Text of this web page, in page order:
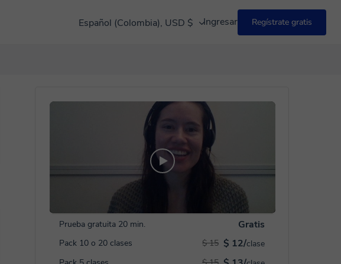
Español (Colombia), USD $ Ingresar Regístrate gratis
Prueba gratuita 20 min. Gratis
Pack 10 o 20 clases $ 12/clase
$ 15